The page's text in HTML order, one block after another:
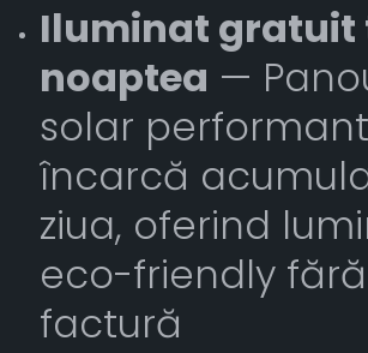
Iluminat gratuit
noaptea —
solar performant
încarcă
ziua, oferind
eco-friendly
factură